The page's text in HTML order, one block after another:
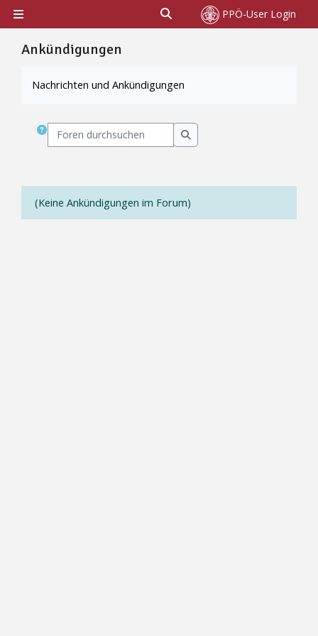
Zum Hauptinhalt
Website-Übersicht
Sucheingabe umschalten
PPÖ-User Login
Ankündigungen
Nachrichten und Ankündigungen
Foren durchsuchen
Foren durchsuchen
(Keine Ankündigungen im Forum)